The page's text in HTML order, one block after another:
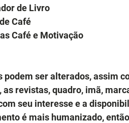
de Livro
Café
Café e Motivação
podem ser alterados, assim
as revistas, quadro, imã,
seu interesse e a
é mais humanizado,